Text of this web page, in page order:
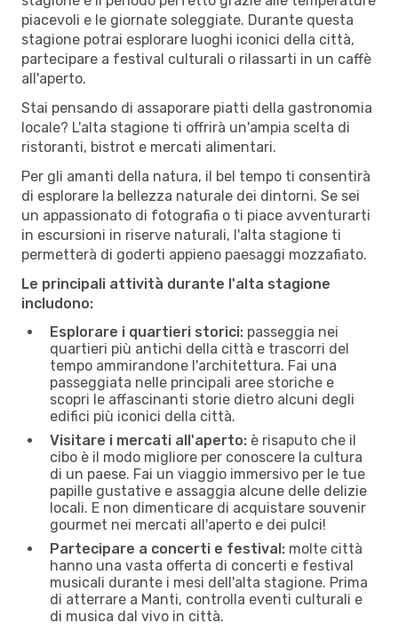
piacevoli e le giornate soleggiate. Durante questa
stagione potrai esplorare luoghi iconici della città,
partecipare a festival culturali o rilassarti in un caffè
all'aperto.
Stai pensando di assaporare piatti della gastronomia
locale? L'alta stagione ti offrirà un'ampia scelta di
ristoranti, bistrot e mercati alimentari.
Per gli amanti della natura, il bel tempo ti consentirà
di esplorare la bellezza naturale dei dintorni. Se sei
un appassionato di fotografia o ti piace avventurarti
in escursioni in riserve naturali, l'alta stagione ti
permetterà di goderti appieno paesaggi mozzafiato.
Le principali attività durante l'alta stagione
includono:
Esplorare i quartieri storici: passeggia nei
quartieri più antichi della città e trascorri del
tempo ammirandone l'architettura. Fai una
passeggiata nelle principali aree storiche e
scopri le affascinanti storie dietro alcuni degli
edifici più iconici della città.
Visitare i mercati all'aperto: è risaputo che il
cibo è il modo migliore per conoscere la cultura
di un paese. Fai un viaggio immersivo per le tue
papille gustative e assaggia alcune delle delizie
locali. E non dimenticare di acquistare souvenir
gourmet nei mercati all'aperto e dei pulci!
Partecipare a concerti e festival: molte città
hanno una vasta offerta di concerti e festival
musicali durante i mesi dell'alta stagione. Prima
di atterrare a Manti, controlla eventi culturali e
di musica dal vivo in città.